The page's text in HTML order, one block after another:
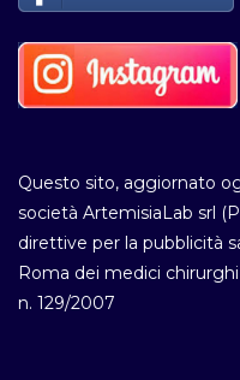
Questo sito, aggiornato
società ArtemisiaLab srl
direttive per la pubblicità
Roma dei medici
n. 129/2007